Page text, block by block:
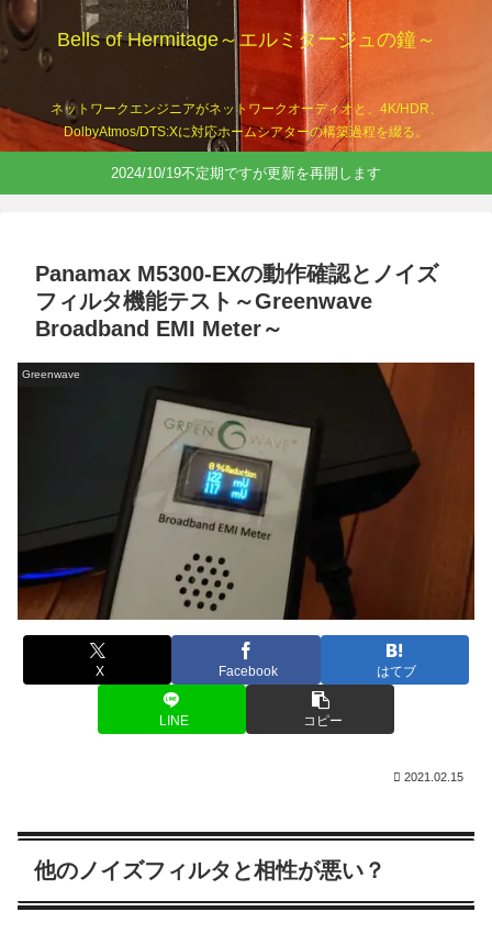
Bells of Hermitage～エルミタージュの鐘～
ネットワークエンジニアがネットワークオーディオと、4K/HDR、
DolbyAtmos/DTS:Xに対応ホームシアターの構築過程を綴る。
2024/10/19不定期ですが更新を再開します
Panamax M5300-EXの動作確認とノイズ
フィルタ機能テスト～Greenwave
Broadband EMI Meter～
Greenwave
X Facebook はてブ
LINE コピー
2021.02.15
他のノイズフィルタと相性が悪い？